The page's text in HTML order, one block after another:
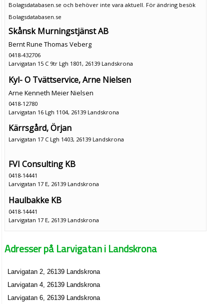
Bolagsdatabasen.se och behöver inte vara aktuell. För ändring besök
Bolagsdatabasen.se
Skånsk Murningstjänst AB
Bernt Rune Thomas Veberg
0418-432706
Larvigatan 15 C 9tr Lgh 1801, 26139 Landskrona
Kyl- O Tvättservice, Arne Nielsen
Arne Kenneth Meier Nielsen
0418-12780
Larvigatan 16 Lgh 1104, 26139 Landskrona
Kärrsgård, Örjan
Larvigatan 17 C Lgh 1403, 26139 Landskrona
FVI Consulting KB
0418-14441
Larvigatan 17 E, 26139 Landskrona
Haulbakke KB
0418-14441
Larvigatan 17 E, 26139 Landskrona
Royna Olsson Wiberg
Larvigatan 25 B 1003, 26139 Landskrona
Daniel Jönssons Rygg och Idrottsskademottagning
Pär Daniel Jönsson
Adresser på Larvigatan i Landskrona
Larvigatan 2, 26139 Landskrona
Larvigatan 4, 26139 Landskrona
Larvigatan 6, 26139 Landskrona